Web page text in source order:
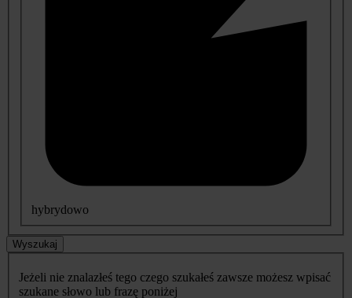
hybrydowo
Wyszukaj
Jeżeli nie znalazłeś tego czego szukałeś zawsze możesz wpisać
szukane słowo lub frazę poniżej